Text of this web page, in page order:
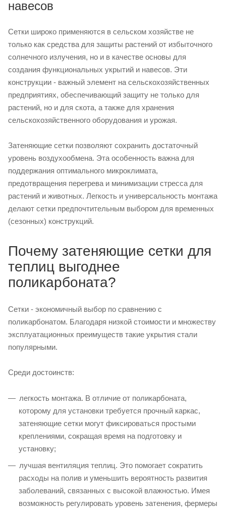
навесов
Сетки широко применяются в сельском хозяйстве не
только как средства для защиты растений от избыточного
солнечного излучения, но и в качестве основы для
создания функциональных укрытий и навесов. Эти
конструкции - важный элемент на сельскохозяйственных
предприятиях, обеспечивающий защиту не только для
растений, но и для скота, а также для хранения
сельскохозяйственного оборудования и урожая.
Затеняющие сетки позволяют сохранить достаточный
уровень воздухообмена. Эта особенность важна для
поддержания оптимального микроклимата,
предотвращения перегрева и минимизации стресса для
растений и животных. Легкость и универсальность монтажа
делают сетки предпочтительным выбором для временных
(сезонных) конструкций.
Почему затеняющие сетки для
теплиц выгоднее
поликарбоната?
Сетки - экономичный выбор по сравнению с
поликарбонатом. Благодаря низкой стоимости и множеству
эксплуатационных преимуществ такие укрытия стали
популярными.
Среди достоинств:
легкость монтажа. В отличие от поликарбоната,
которому для установки требуется прочный каркас,
затеняющие сетки могут фиксироваться простыми
креплениями, сокращая время на подготовку и
установку;
лучшая вентиляция теплиц. Это помогает сократить
расходы на полив и уменьшить вероятность развития
заболеваний, связанных с высокой влажностью. Имея
возможность регулировать уровень затенения, фермеры